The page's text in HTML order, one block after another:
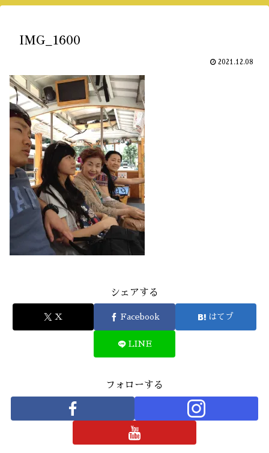
IMG_1600
2021.12.08
シェアする
X Facebook はてブ
LINE
フォローする